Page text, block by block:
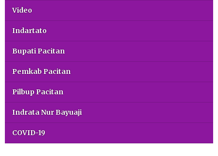
Video
Indartato
Bupati Pacitan
Pemkab Pacitan
Pilbup Pacitan
Indrata Nur Bayuaji
COVID-19